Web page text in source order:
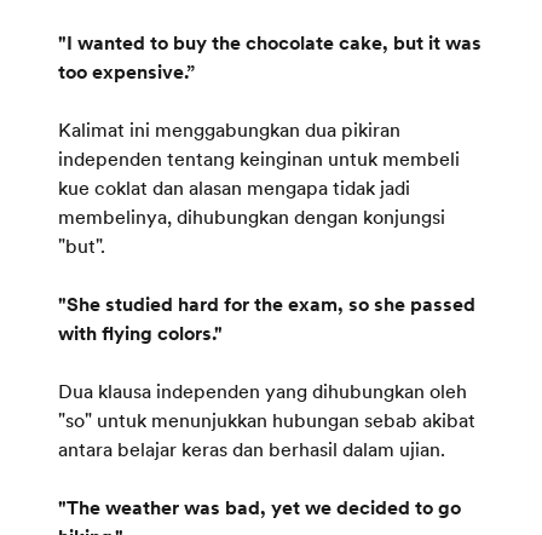
"I wanted to buy the chocolate cake, but it was
too expensive.”
Kalimat ini menggabungkan dua pikiran
independen tentang keinginan untuk membeli
kue coklat dan alasan mengapa tidak jadi
membelinya, dihubungkan dengan konjungsi
"but".
"She studied hard for the exam, so she passed
with flying colors."
Dua klausa independen yang dihubungkan oleh
"so" untuk menunjukkan hubungan sebab akibat
antara belajar keras dan berhasil dalam ujian.
"The weather was bad, yet we decided to go